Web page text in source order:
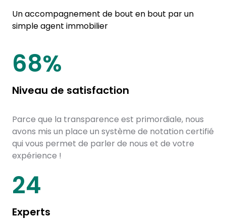
Un accompagnement de bout en bout par un
simple agent immobilier
87%
Niveau de satisfaction
Parce que la transparence est primordiale, nous
avons mis un place un système de notation certifié
qui vous permet de parler de nous et de votre
expérience !
30
Experts